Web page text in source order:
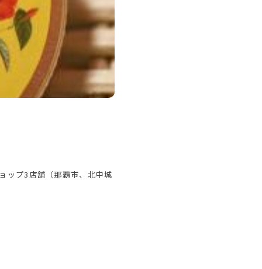
ップ3店舗（那覇市、北中城